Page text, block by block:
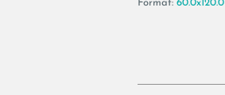
Format: 60.0x120.0